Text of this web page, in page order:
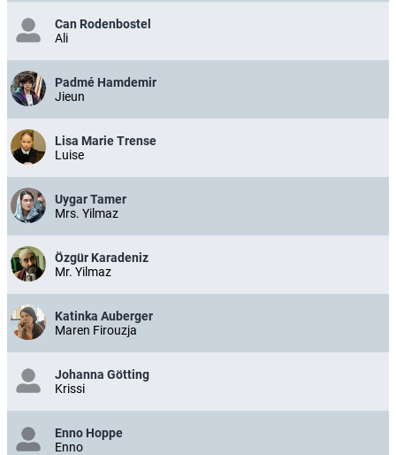
Can Rodenbostel
Ali
Padmé Hamdemir
Jieun
Lisa Marie Trense
Luise
Uygar Tamer
Mrs. Yilmaz
Özgür Karadeniz
Mr. Yilmaz
Katinka Auberger
Maren Firouzja
Johanna Götting
Krissi
Enno Hoppe
Enno